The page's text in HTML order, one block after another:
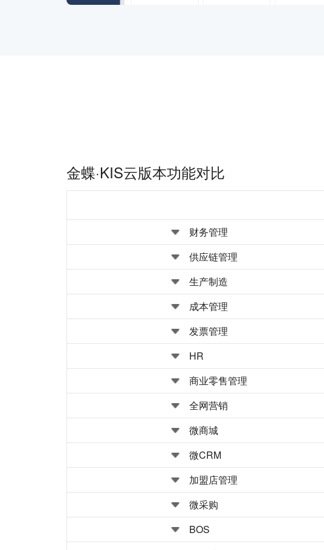
金蝶·KIS云版本功能对比
财务管理
供应链管理
生产制造
成本管理
发票管理
HR
商业零售管理
全网营销
微商城
微CRM
加盟店管理
微采购
BOS